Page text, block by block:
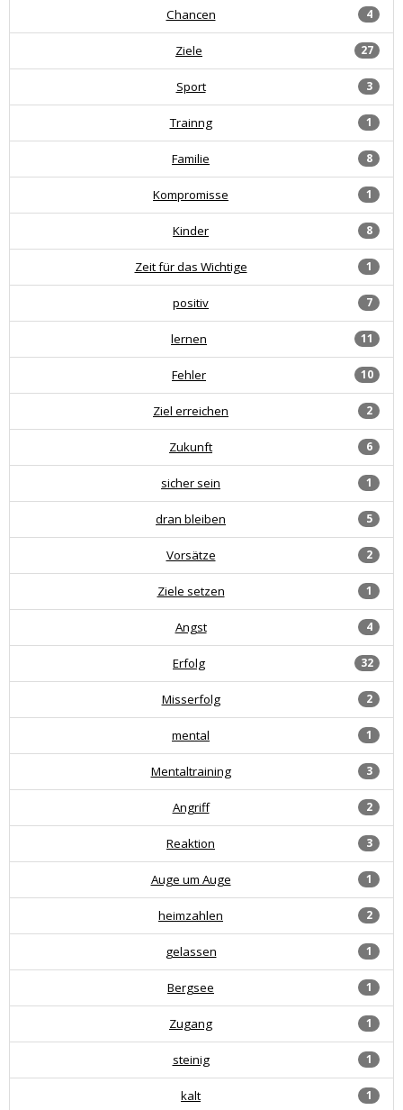
4
Chancen
27
Ziele
3
Sport
1
Trainng
8
Familie
1
Kompromisse
8
Kinder
1
Zeit für das Wichtige
7
positiv
11
lernen
10
Fehler
2
Ziel erreichen
6
Zukunft
1
sicher sein
5
dran bleiben
2
Vorsätze
1
Ziele setzen
4
Angst
32
Erfolg
2
Misserfolg
1
mental
3
Mentaltraining
2
Angriff
3
Reaktion
1
Auge um Auge
2
heimzahlen
1
gelassen
1
Bergsee
1
Zugang
1
steinig
1
kalt